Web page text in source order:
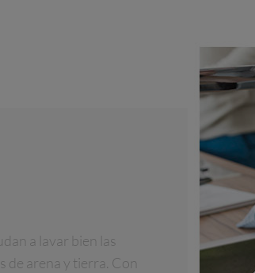
a lavar bien las
de arena y tierra. Con